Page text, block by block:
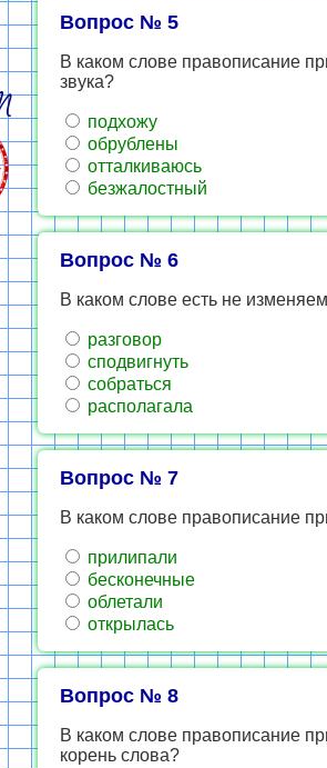
Вопрос № 5
В каком слове правописание
звука?
подхожу
обрублены
отталкиваюсь
безжалостный
Вопрос № 6
В каком слове есть не
разговор
сподвигнуть
собраться
располагала
Вопрос № 7
В каком слове правописание
прилипали
бесконечные
облетали
открылась
Вопрос № 8
В каком слове правописание
корень слова?